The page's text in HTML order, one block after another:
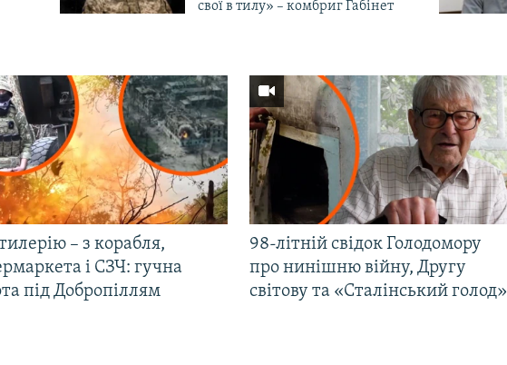
свої в тилу» – комбриг Габінет
– з корабля,
і СЗЧ: гучна
під Добропіллям
98-літній свідок Голодомору
про нинішню війну, Другу
світову та «Сталінський голод»